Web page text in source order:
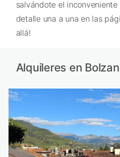
salvándote el
detalle una a una en las
allá!
Alquileres en